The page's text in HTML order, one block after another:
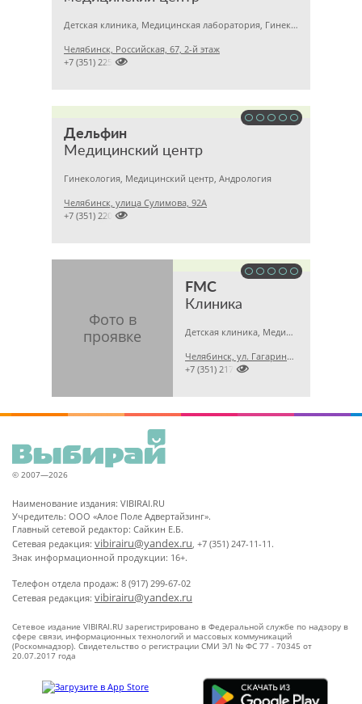
Детская клиника, Медицинская лаборатория, Гинекология
Челябинск, Российская, 67, 2-й этаж

+7 (351) 2256145
Дельфин
Медицинский центр
Гинекология, Медицинский центр, Андрология
Челябинск, улица Сулимова, 92А

+7 (351) 2201843
FMC
Клиника
Детская клиника, Медицинская лаборатория, Гинекология
Челябинск, ул. Гагарина, 5 А

+7 (351) 2173679
© 2007—2026
Наименование издания: VIBIRAI.RU
Учредитель: ООО «Алое Поле Адвертайзинг».
Главный сетевой редактор: Сайкин Е.Б.
Сетевая редакция: vibirairu@yandex.ru, +7 (351) 247-11-11.
Знак информационной продукции: 16+.
Телефон отдела продаж: 8 (917) 299-67-02
Сетевая редакция: vibirairu@yandex.ru
Сетевое издание VIBIRAI.RU зарегистрировано в Федеральной службе по надзору в
сфере связи, информационных технологий и массовых коммуникаций
(Роскомнадзор). Свидетельство о регистрации СМИ ЭЛ № ФС 77 - 70345 от
20.07.2017 года